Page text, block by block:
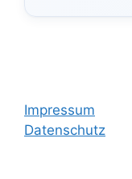
Impressum
Datenschutz